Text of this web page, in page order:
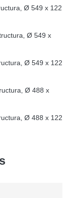
Ø 549 x 122
Ø 549 x
Ø 549 x 122
Ø 488 x
Ø 488 x 122